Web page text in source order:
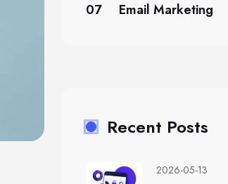
07
Email Marketing
Recent Posts
2026-05-13